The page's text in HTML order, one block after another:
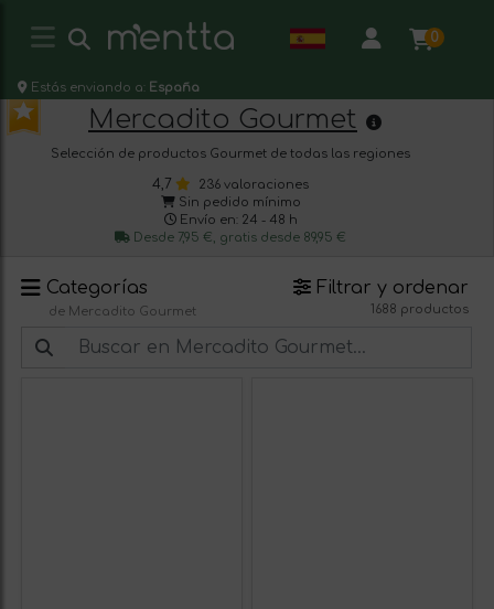
0
Estás enviando a: España
Mercadito Gourmet
Selección de productos Gourmet de todas las regiones
4,7
236 valoraciones
Sin pedido mínimo
Envío en: 24 - 48 h
Desde 7,95 €, gratis desde 89,95 €
Categorías
de Mercadito Gourmet
Filtrar y ordenar
1688 productos